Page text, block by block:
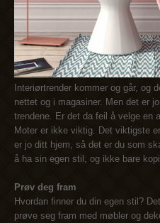
Interiørtrender kommer og går, og
nettet og i magasiner. Men det er
trendene. Er det da feil å velge en
Moter er ikke viktig. Det viktigste
er jo ditt hjem, så det er du som
å ha sin egen stil, og ikke bare
Prøv deg fram
Hvordan finner du din egen stil?
prøve seg fram med møbler og